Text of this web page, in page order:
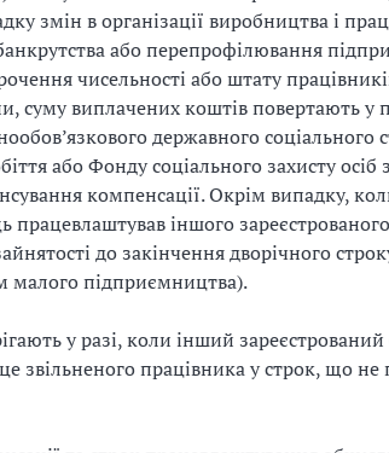
змін в організації виробництва і
банкрутства або перепрофілювання
чисельності або штату
суму виплачених коштів повертають у
державного соціального
або Фонду соціального захисту осіб
компенсації. Окрім випадку,
працевлаштував іншого
до закінчення дворічного
малого підприємництва).
у разі, коли інший
звільненого працівника у строк, що